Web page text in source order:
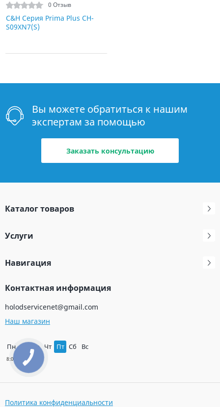
0 Отзыв
C&H Серия Prima Plus CH-
S09XN7(S)
Вы можете обратиться к нашим
экспертам за помощью
Заказать консультацию
Каталог товаров
Услуги
Навигация
Контактная информация
holodservicenet@gmail.com
Наш магазин
Пн Вт Ср Чт Пт Сб Вс
Политика конфиденциальности